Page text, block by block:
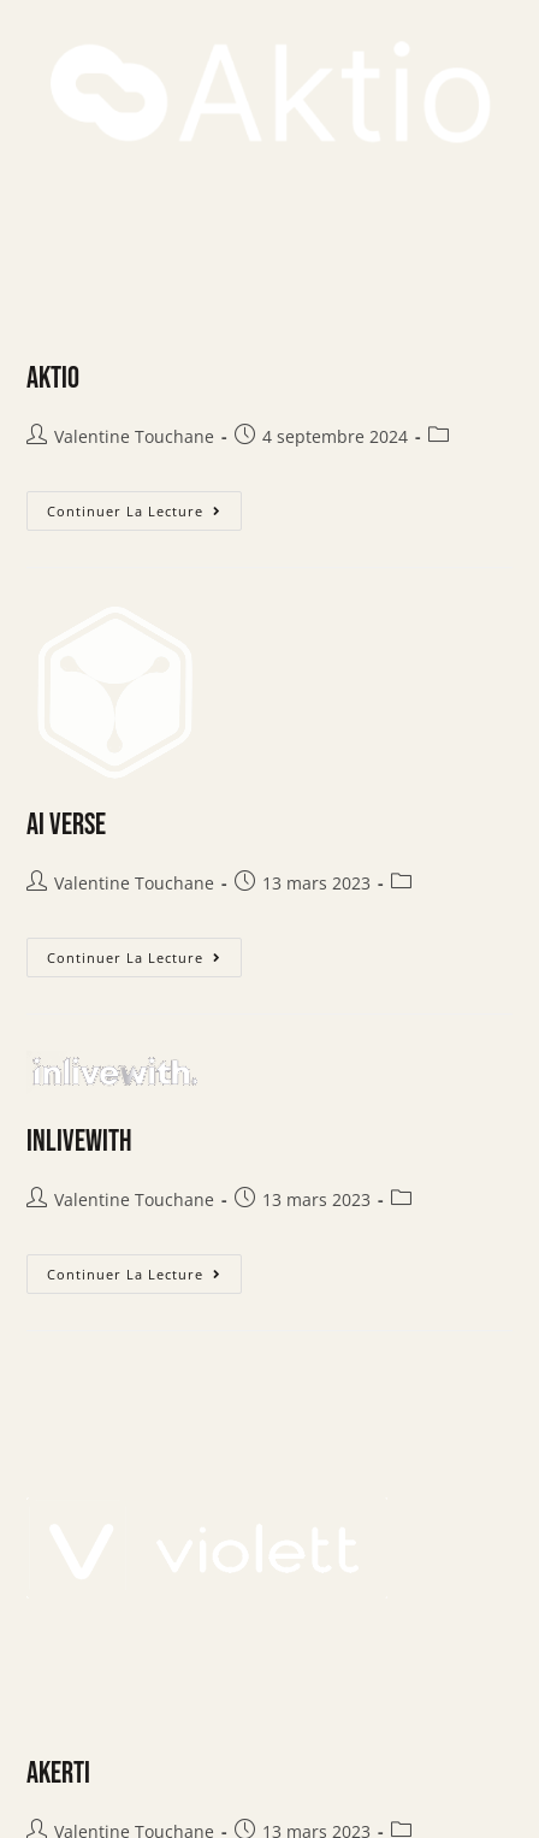
Aktio
Valentine Touchane 4 septembre 2024
Continuer La Lecture
AI Verse
Valentine Touchane 13 mars 2023
Continuer La Lecture
INLIVEWITH
Valentine Touchane 13 mars 2023
Continuer La Lecture
Akerti
Valentine Touchane 13 mars 2023